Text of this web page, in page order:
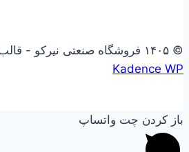
© ۱۴۰۵ فروشگاه صنعتی نیرکو - قالب وردپرس توسط
Kadence WP
باز کردن چت واتساپ